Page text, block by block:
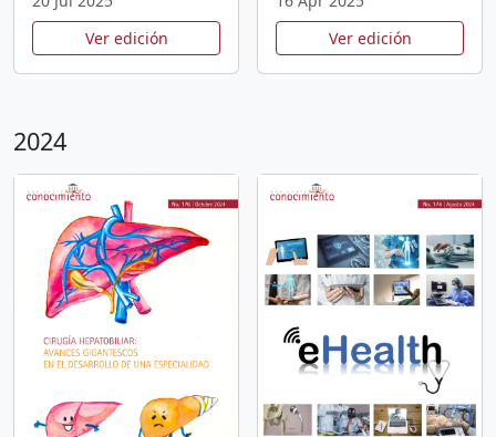
Ver edición
Ver edición
2024